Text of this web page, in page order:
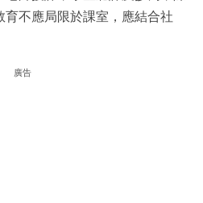
不應局限於課室，應結合社
廣告